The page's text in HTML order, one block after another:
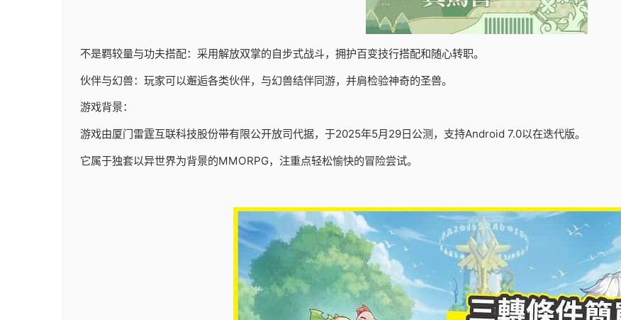
不是羁较量与功夫搭配：采用解放双掌的自步式战斗，拥护百变技行搭配和随心转职。
伙伴与幻兽：玩家可以邂逅各类伙伴，与幻兽结伴同游，并肩检验神奇的圣兽。
游戏背景：
游戏由厦门雷霆互联科技股份带有限公开放司代据，于2025年5月29日公测，支持Android 7.0以在迭代版。
它属于独套以异世界为背景的MMORPG，注重点轻松愉快的冒险尝试。